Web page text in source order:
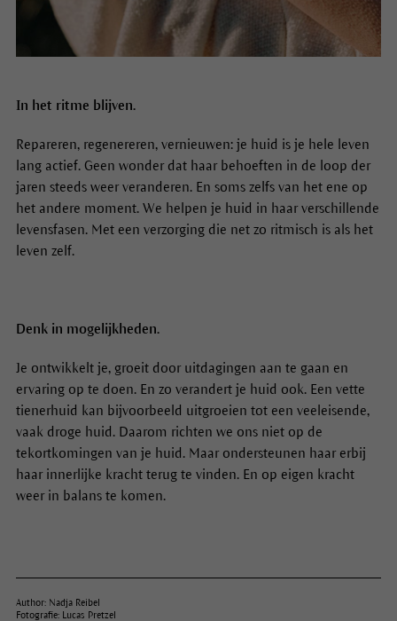
In het ritme blijven.
Repareren, regenereren, vernieuwen: je huid is je hele leven
lang actief. Geen wonder dat haar behoeften in de loop der
jaren steeds weer veranderen. En soms zelfs van het ene op
het andere moment. We helpen je huid in haar verschillende
levensfasen. Met een verzorging die net zo ritmisch is als het
leven zelf.
Denk in mogelijkheden.
Je ontwikkelt je, groeit door uitdagingen aan te gaan en
ervaring op te doen. En zo verandert je huid ook. Een vette
tienerhuid kan bijvoorbeeld uitgroeien tot een veeleisende,
vaak droge huid. Daarom richten we ons niet op de
tekortkomingen van je huid. Maar ondersteunen haar erbij
haar innerlijke kracht terug te vinden. En op eigen kracht
weer in balans te komen.
Author: Nadja Reibel
Fotografie: Lucas Pretzel